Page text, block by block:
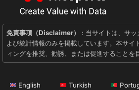
免責事項（Disclaimer）
: 当サイトは、サ
よび統計情報のみを掲載しています。本サイ
ィングを推奨、勧誘、または促進することを
English Turkish